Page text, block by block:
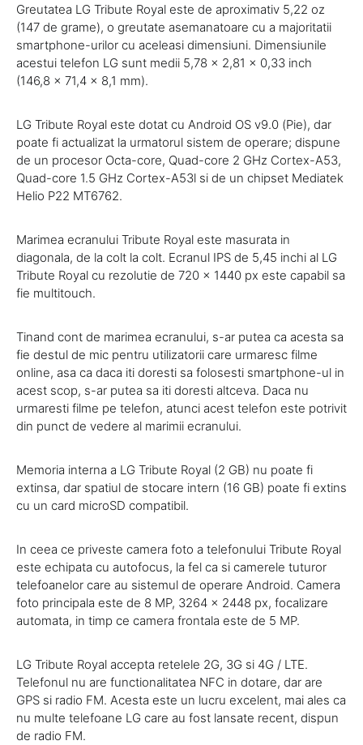
Greutatea LG Tribute Royal este de aproximativ 5,22 oz
(147 de grame), o greutate asemanatoare cu a majoritatii
smartphone-urilor cu aceleasi dimensiuni. Dimensiunile
acestui telefon LG sunt medii 5,78 x 2,81 x 0,33 inch
(146,8 x 71,4 x 8,1 mm).
LG Tribute Royal este dotat cu Android OS v9.0 (Pie), dar
poate fi actualizat la urmatorul sistem de operare; dispune
de un procesor Octa-core, Quad-core 2 GHz Cortex-A53,
Quad-core 1.5 GHz Cortex-A53l si de un chipset Mediatek
Helio P22 MT6762.
Marimea ecranului Tribute Royal este masurata in
diagonala, de la colt la colt. Ecranul IPS de 5,45 inchi al LG
Tribute Royal cu rezolutie de 720 x 1440 px este capabil sa
fie multitouch.
Tinand cont de marimea ecranului, s-ar putea ca acesta sa
fie destul de mic pentru utilizatorii care urmaresc filme
online, asa ca daca iti doresti sa folosesti smartphone-ul in
acest scop, s-ar putea sa iti doresti altceva. Daca nu
urmaresti filme pe telefon, atunci acest telefon este potrivit
din punct de vedere al marimii ecranului.
Memoria interna a LG Tribute Royal (2 GB) nu poate fi
extinsa, dar spatiul de stocare intern (16 GB) poate fi extins
cu un card microSD compatibil.
In ceea ce priveste camera foto a telefonului Tribute Royal
este echipata cu autofocus, la fel ca si camerele tuturor
telefoanelor care au sistemul de operare Android. Camera
foto principala este de 8 MP, 3264 x 2448 px, focalizare
automata, in timp ce camera frontala este de 5 MP.
LG Tribute Royal accepta retelele 2G, 3G si 4G / LTE.
Telefonul nu are functionalitatea NFC in dotare, dar are
GPS si radio FM. Acesta este un lucru excelent, mai ales ca
nu multe telefoane LG care au fost lansate recent, dispun
de radio FM.